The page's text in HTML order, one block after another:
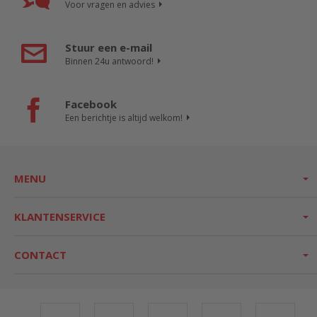
Voor vragen en advies
Stuur een e-mail
Binnen 24u antwoord!
Facebook
Een berichtje is altijd welkom!
MENU
KLANTENSERVICE
CONTACT